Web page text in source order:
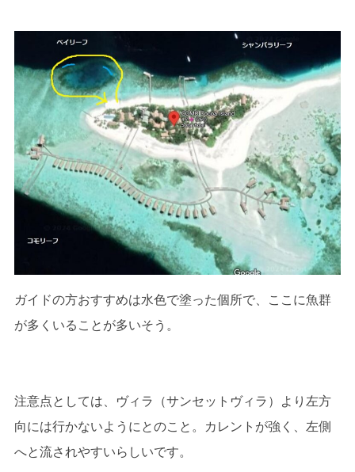
ガイドの方おすすめは水色で塗った個所で、ここに魚群
が多くいることが多いそう。
注意点としては、ヴィラ（サンセットヴィラ）より左方
向には行かないようにとのこと。カレントが強く、左側
へと流されやすいらしいです。